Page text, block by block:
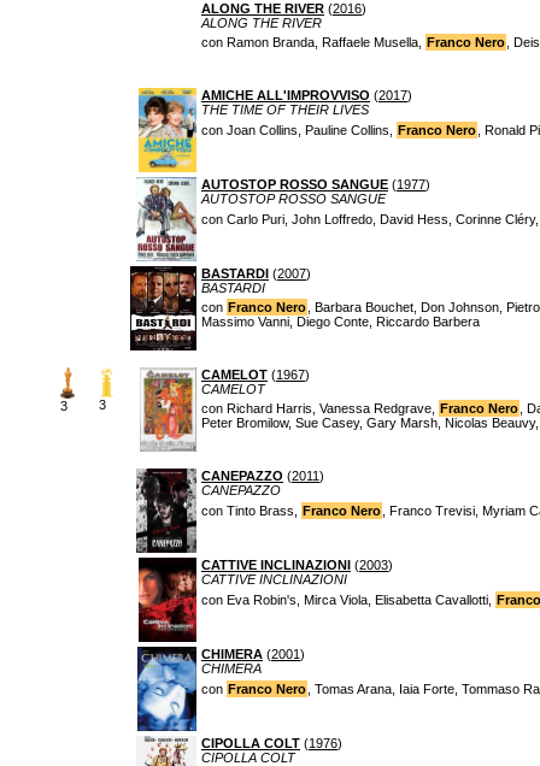
ALONG THE RIVER (2016)
ALONG THE RIVER
con Ramon Branda, Raffaele Musella, Franco Nero ,
AMICHE ALL'IMPROVVISO (2017)
THE TIME OF THEIR LIVES
con Joan Collins, Pauline Collins, Franco Nero , Ronald
AUTOSTOP ROSSO SANGUE (1977)
AUTOSTOP ROSSO SANGUE
con Carlo Puri, John Loffredo, David Hess, Corinne
BASTARDI (2007)
BASTARDI
con Franco Nero , Barbara Bouchet, Don Johnson,
Massimo Vanni, Diego Conte, Riccardo Barbera
3 3
CAMELOT (1967)
CAMELOT
con Richard Harris, Vanessa Redgrave, Franco Nero ,
Peter Bromilow, Sue Casey, Gary Marsh, Nicolas
CANEPAZZO (2011)
CANEPAZZO
con Tinto Brass, Franco Nero , Franco Trevisi, Myriam
CATTIVE INCLINAZIONI (2003)
CATTIVE INCLINAZIONI
con Eva Robin's, Mirca Viola, Elisabetta Cavallotti,
CHIMERA (2001)
CHIMERA
con Franco Nero , Tomas Arana, Iaia Forte, Tommaso
CIPOLLA COLT (1976)
CIPOLLA COLT